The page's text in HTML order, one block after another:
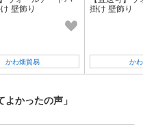
壁飾り
かわ畑貿易
掛け 壁飾り
か
かったの声」